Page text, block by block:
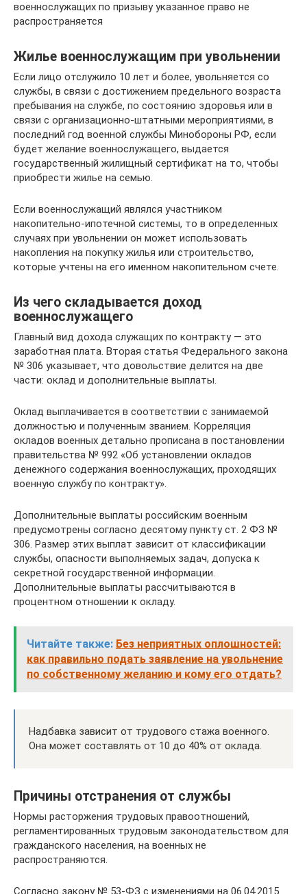
военнослужащих по призыву указанное право не
распространяется
Жилье военнослужащим при увольнении
Если лицо отслужило 10 лет и более, увольняется со
службы, в связи с достижением предельного возраста
пребывания на службе, по состоянию здоровья или в
связи с организационно-штатными мероприятиями, в
последний год военной службы Минобороны РФ, если
будет желание военнослужащего, выдается
государственный жилищный сертификат на то, чтобы
приобрести жилье на семью.
Если военнослужащий являлся участником
накопительно-ипотечной системы, то в определенных
случаях при увольнении он может использовать
накопления на покупку жилья или строительство,
которые учтены на его именном накопительном счете.
Из чего складывается доход
военнослужащего
Главный вид дохода служащих по контракту — это
заработная плата. Вторая статья Федерального закона
№ 306 указывает, что довольствие делится на две
части: оклад и дополнительные выплаты.
Оклад выплачивается в соответствии с занимаемой
должностью и полученным званием. Корреляция
окладов военных детально прописана в постановлении
правительства № 992 «Об установлении окладов
денежного содержания военнослужащих, проходящих
военную службу по контракту».
Дополнительные выплаты российским военным
предусмотрены согласно десятому пункту ст. 2 ФЗ №
306. Размер этих выплат зависит от классификации
службы, опасности выполняемых задач, допуска к
секретной государственной информации.
Дополнительные выплаты рассчитываются в
процентном отношении к окладу.
Читайте также: Без неприятных оплошностей:
как правильно подать заявление на увольнение
по собственному желанию и кому его отдать?
Надбавка зависит от трудового стажа военного.
Она может составлять от 10 до 40% от оклада.
Причины отстранения от службы
Нормы расторжения трудовых правоотношений,
регламентированных трудовым законодательством для
гражданского населения, на военных не
распространяются.
Согласно закону № 53-ФЗ с изменениями на 06.04.2015